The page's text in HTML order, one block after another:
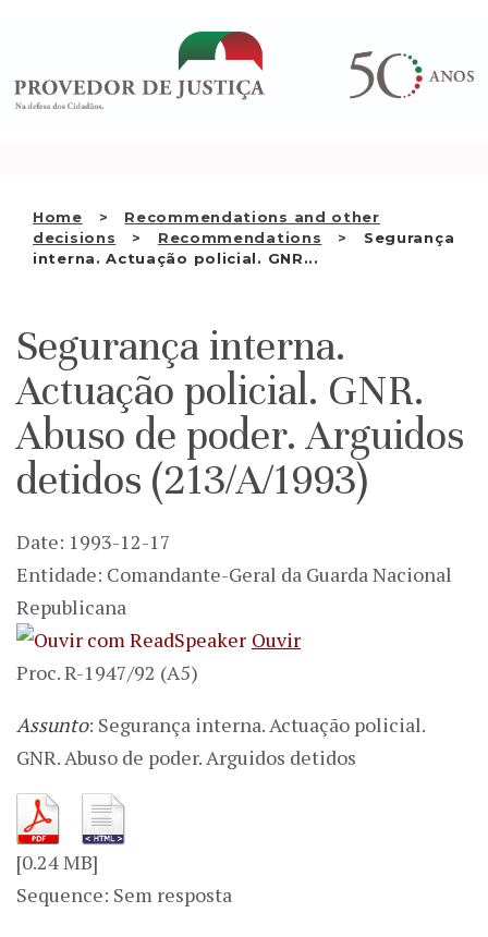
conteúdo
Home
Recommendations and other
decisions
Recommendations
Segurança
interna. Actuação policial. GNR...
WHO WE ARE
THE OMBUDSMAN AS
NATIONAL HUMAN RIGHTS
EN
Segurança interna.
Actuação policial. GNR.
Abuso de poder. Arguidos
detidos (213/A/1993)
Date: 1993-12-17
Entidade: Comandante-Geral da Guarda Nacional
Republicana
Ouvir
Proc. R-1947/92 (A5)
Assunto: Segurança interna. Actuação policial.
GNR. Abuso de poder. Arguidos detidos
[0.24 MB]
Sequence: Sem resposta